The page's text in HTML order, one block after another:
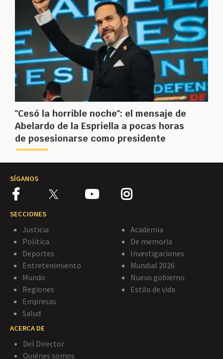
"Cesó la horrible noche": el mensaje de
Abelardo de la Espriella a pocas horas
de posesionarse como presidente
SÍGANOS
SECCIONES
Justicia
Política
Deportes
Entretenimiento
Mundo
Regiones
Empresas
Salud
Academia
De memoria
Investigaciones
Mundial 2026
Nuevo gobierno
Estilo de vida
ACERCA DE
Del Director
Quiénes somos